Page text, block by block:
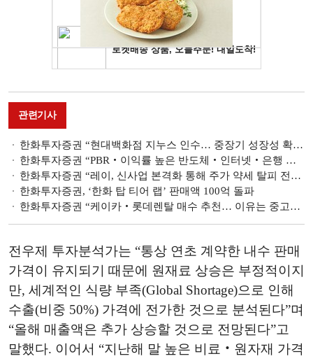
관련기사
한화투자증권 “현대백화점 지누스 인수… 중장기 성장성 확보”
한화투자증권 “PBR‧이익률 높은 반도체‧인터넷‧은행 등 주목해야”
한화투자증권 “레이, 신사업 본격화 통해 주가 약세 탈피 전망”
한화투자증권, ‘한화 탑 티어 랩’ 판매액 100억 돌파
한화투자증권 “케이카‧롯데렌탈 매수 추천… 이유는 중고차 시장 기업화”
전우제 투자분석가는 “통상 연초 계약한 내수 판매
가격이 유지되기 때문에 원재료 상승은 부정적이지
만, 세계적인 식량 부족(Global Shortage)으로 인해
수출(비중 50%) 가격에 전가한 것으로 분석된다”며
“올해 매출액은 추가 상승할 것으로 전망된다”고
말했다. 이어서 “지난해 말 높은 비료‧원자재 가격